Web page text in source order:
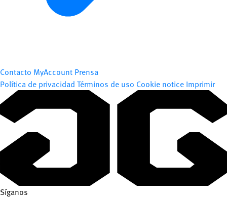
Contacto MyAccount Prensa
Política de privacidad Términos de uso Cookie notice Imprimir
Síganos